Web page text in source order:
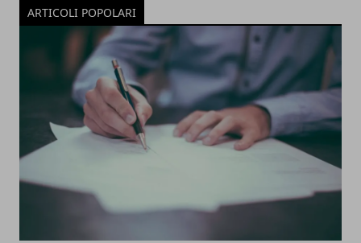
ARTICOLI POPOLARI